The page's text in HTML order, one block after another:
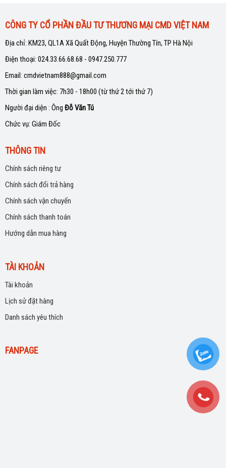
CÔNG TY CỔ PHẦN ĐẦU TƯ THƯƠNG MẠI CMD VIỆT NAM
Địa chỉ: KM23, QL1A Xã Quất Động, Huyện Thường Tín, TP Hà Nội
Điện thoại: 024.33.66.68.68 - 0947.250.777
Email: cmdvietnam888@gmail.com
Thời gian làm việc: 7h30 - 18h00 (từ thứ 2 tới thứ 7)
Người đại diện : Ông Đỗ Văn Tú
Chức vụ: Giám Đốc
THÔNG TIN
Chính sách riêng tư
Chính sách đổi trả hàng
Chính sách vận chuyển
Chính sách thanh toán
Hướng dẫn mua hàng
TÀI KHOẢN
Tài khoản
Lịch sử đặt hàng
Danh sách yêu thích
FANPAGE